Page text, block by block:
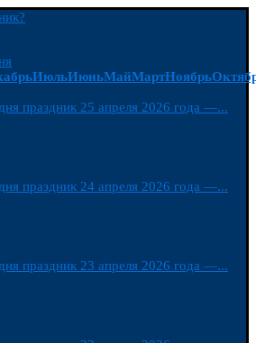
ИюльИюньМайМартНоябрь
праздник 25 апреля 2026 года —...
праздник 24 апреля 2026 года —...
праздник 23 апреля 2026 года —...